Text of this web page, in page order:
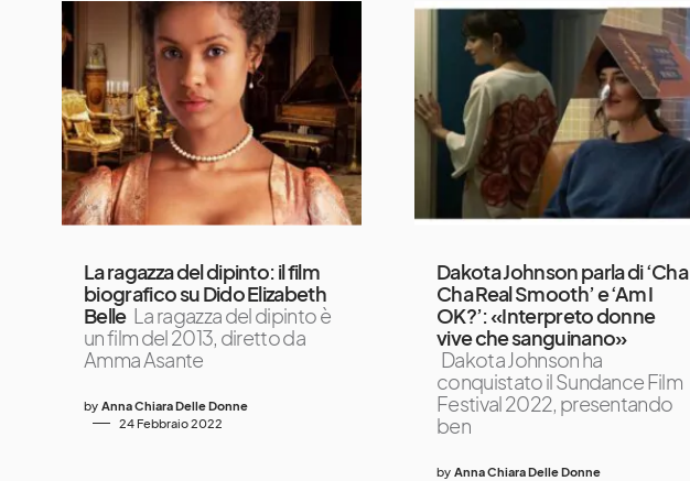
La ragazza del dipinto: il film
biografico su Dido Elizabeth
Belle La ragazza del dipinto è
un film del 2013, diretto da
Amma Asante
by Anna Chiara Delle Donne
24 Febbraio 2022
Dakota Johnson parla di ‘Cha
Cha Real Smooth’ e ‘Am I
OK?’: «Interpreto donne
vive che sanguinano»
Dakota Johnson ha
conquistato il Sundance Film
Festival 2022, presentando
ben
by Anna Chiara Delle Donne